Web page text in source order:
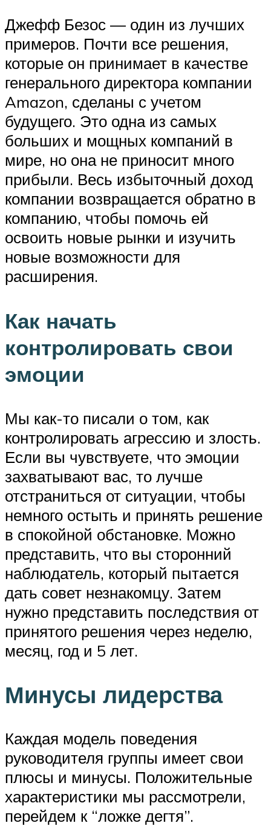
Джефф Безос — один из лучших
примеров. Почти все решения,
которые он принимает в качестве
генерального директора компании
Amazon, сделаны с учетом
будущего. Это одна из самых
больших и мощных компаний в
мире, но она не приносит много
прибыли. Весь избыточный доход
компании возвращается обратно в
компанию, чтобы помочь ей
освоить новые рынки и изучить
новые возможности для
расширения.
Как начать
контролировать свои
эмоции
Мы как-то писали о том, как
контролировать агрессию и злость.
Если вы чувствуете, что эмоции
захватывают вас, то лучше
отстраниться от ситуации, чтобы
немного остыть и принять решение
в спокойной обстановке. Можно
представить, что вы сторонний
наблюдатель, который пытается
дать совет незнакомцу. Затем
нужно представить последствия от
принятого решения через неделю,
месяц, год и 5 лет.
Минусы лидерства
Каждая модель поведения
руководителя группы имеет свои
плюсы и минусы. Положительные
характеристики мы рассмотрели,
перейдем к “ложке дегтя”.